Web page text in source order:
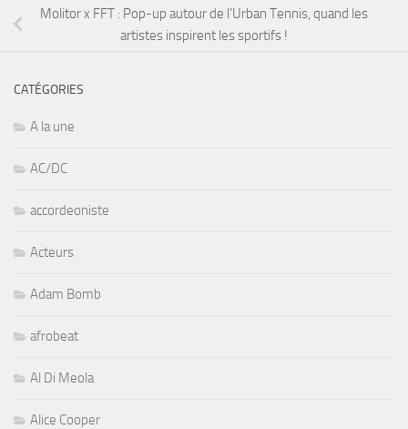
Molitor x FFT : Pop-up autour de l’Urban Tennis, quand les
artistes inspirent les sportifs !
CATÉGORIES
A la une
AC/DC
accordeoniste
Acteurs
Adam Bomb
afrobeat
Al Di Meola
Alice Cooper